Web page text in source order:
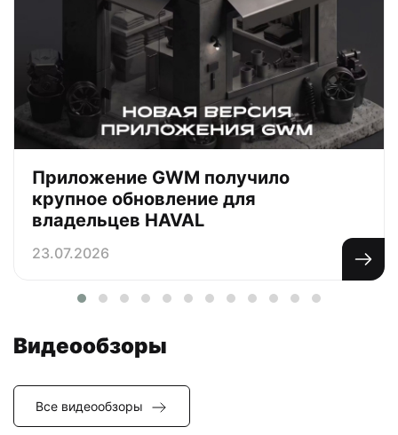
Приложение GWM получило
крупное обновление для
владельцев HAVAL
23.07.2026
Видеообзоры
Все видеообзоры